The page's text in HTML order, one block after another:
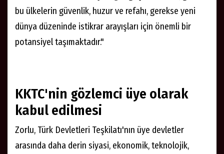
toplumları da içerisine alacak bir güç merkezine
dönüşmektedir. Zira, insan kaynağını iyi değerlendiren
toplumlar yükselirken bunlar arasındaki birliktelikler
güç mücadelesinin merkezinde yer almaktadır.
Altaylar'dan Akdeniz'e uzanan Türk dünyasının,
sahasında her alanda işbirliğini güçlendirmesi, gerek
bu ülkelerin güvenlik, huzur ve refahı, gerekse yeni
dünya düzeninde istikrar arayışları için önemli bir